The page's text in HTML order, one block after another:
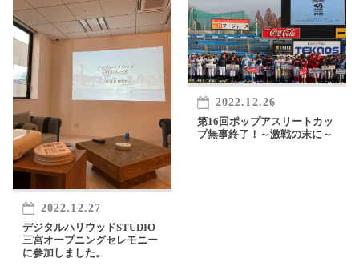
2022.12.27
デジタルハリウッドSTUDIO
三宮オープニングセレモニー
に参加しました。
2022.12.26
第16回ポップアスリートカッ
プ無事終了！～激戦の末に～